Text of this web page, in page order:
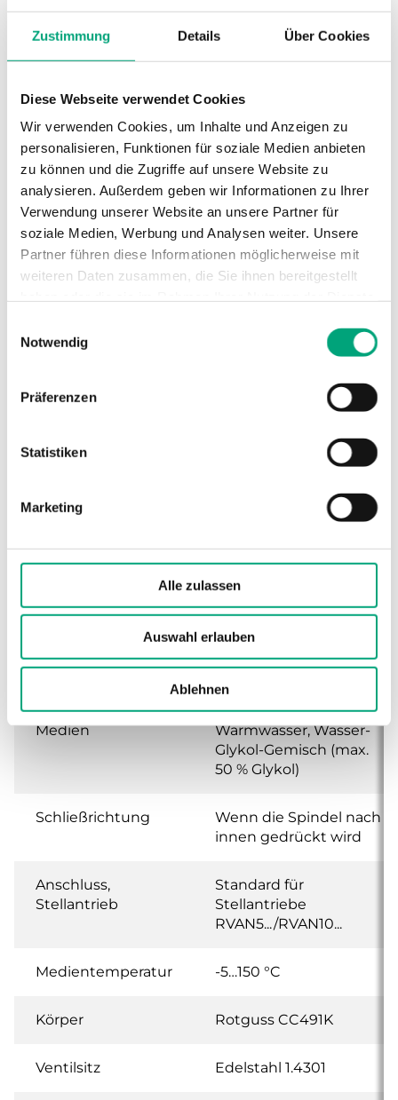
Zustimmung Details Über Cookies
Diese Webseite verwendet Cookies
Wir verwenden Cookies, um Inhalte und Anzeigen zu
personalisieren, Funktionen für soziale Medien anbieten
zu können und die Zugriffe auf unsere Website zu
analysieren. Außerdem geben wir Informationen zu Ihrer
Verwendung unserer Website an unsere Partner für
soziale Medien, Werbung und Analysen weiter. Unsere
Partner führen diese Informationen möglicherweise mit
weiteren Daten zusammen, die Sie ihnen bereitgestellt
Notwendig
Präferenzen
Statistiken
Marketing
Alle zulassen
Auswahl erlauben
Ablehnen
Medientemperatur -5…150 °C
Ventiltyp 2-Wege
Technische Daten für ETVS – 2-Wege-
Regelventil, DN15-50, Kvs 0,25-40, Rotguss,
Hub 20 mm, DZR
Anwendung
Heizung, Kühlung,
BSP-Außengewinde
gemäß according to ISO
Dichtung, mit 25 %
Kohlenstoff gefüllt, keine
Leckrate)
Medien
Warmwasser, Wasser-
Glykol-Gemisch (max.
50 % Glykol)
Schließrichtung
Wenn die Spindel nach
innen gedrückt wird
Anschluss,
Stellantrieb
Standard für
Stellantriebe
RVAN5.../RVAN10...
Medientemperatur -5…150 °C
Körper Rotguss CC491K
Ventilsitz Edelstahl 1.4301